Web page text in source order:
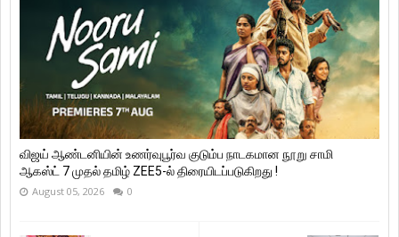
விஜய் ஆண்டனியின் உணர்வுபூர்வ குடும்ப நாடகமான நூறு சாமி
ஆகஸ்ட் 7 முதல் தமிழ் ZEE5-ல் திரையிடப்படுகிறது !
August 05, 2026 0